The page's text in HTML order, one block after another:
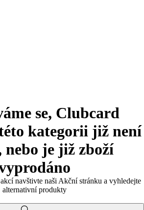
se, Clubcard
kategorii již není
nebo je již zboží
navštivte naši Akční stránku a vyhledejte
alternativní produkty